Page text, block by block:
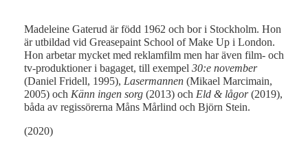
Madeleine Gaterud är född 1962 och bor i Stockholm. Hon
är utbildad vid Greasepaint School of Make Up i London.
Hon arbetar mycket med reklamfilm men har även film- och
tv-produktioner i bagaget, till exempel 30:e november
(Daniel Fridell, 1995), Lasermannen (Mikael Marcimain,
2005) och Känn ingen sorg (2013) och Eld & lågor(2019),
båda av regissörerna Måns Mårlind och Björn Stein.
(2020)